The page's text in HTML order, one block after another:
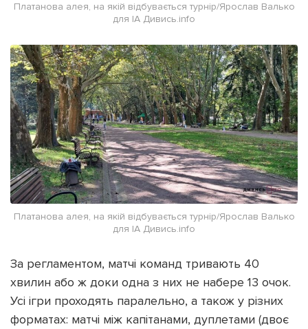
Платанова алея, на якій відбувається турнір/Ярослав Валько
для ІА Дивись.info
Платанова алея, на якій відбувається турнір/Ярослав Валько
для ІА Дивись.info
За регламентом, матчі команд тривають 40
хвилин або ж доки одна з них не набере 13 очок.
Усі ігри проходять паралельно, а також у різних
форматах: матчі між капітанами, дуплетами (двоє